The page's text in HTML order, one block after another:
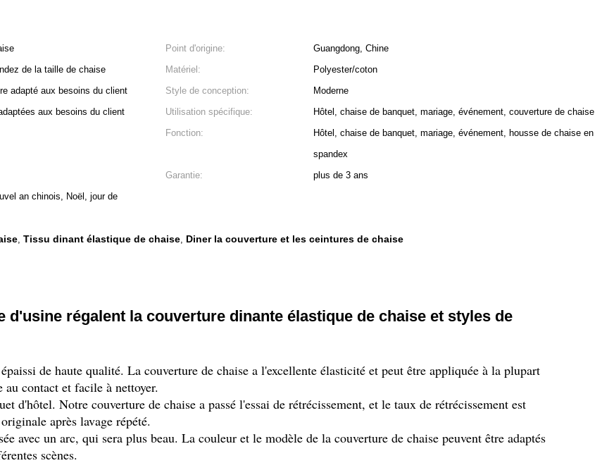
Point d'origine:
Guangdong, Chine
de la taille de chaise Matériel:
Polyester/coton
adapté aux besoins du client Style de conception:
Moderne
aux besoins du client Utilisation spécifique:
Hôtel, chaise de banquet, mariage, événement, couverture de chaise
Fonction:
Hôtel, chaise de banquet, mariage, événement, housse de chaise en
spandex
Garantie:
plus de 3 ans
an chinois, Noël, jour de
, Tissu dinant élastique de chaise, Diner la couverture et les ceintures de chaise
régalent la couverture dinante élastique de chaise et styles de
de haute qualité. La couverture de chaise a l'excellente élasticité et peut être appliquée à la plupart
contact et facile à nettoyer.
d'hôtel. Notre couverture de chaise a passé l'essai de rétrécissement, et le taux de rétrécissement est
après lavage répété.
avec un arc, qui sera plus beau. La couleur et le modèle de la couverture de chaise peuvent être adaptés
scènes.